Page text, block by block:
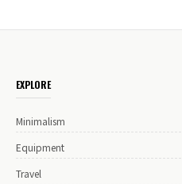
EXPLORE
Minimalism
Equipment
Travel